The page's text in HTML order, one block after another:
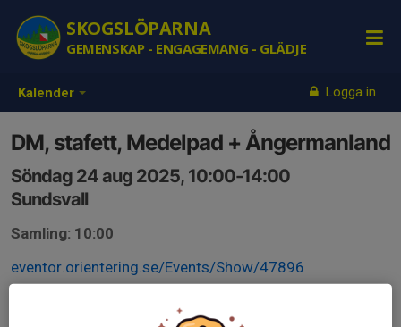
Kalender Logga in
SKOGSLÖPARNA
GEMENSKAP - ENGAGEMANG - GLÄDJE
DM, stafett, Medelpad + Ångermanland
Söndag 24 aug 2025, 10:00-14:00
Sundsvall
Samling: 10:00
eventor.orientering.se/Events/Show/47896